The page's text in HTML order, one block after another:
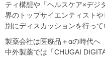
ティ構想や「ヘルスケア×デジ
界のトップサイエンティスト
別にディスカッションを行って
製薬会社は医療品＋αの時代へ
中外製薬では「CHUGAI